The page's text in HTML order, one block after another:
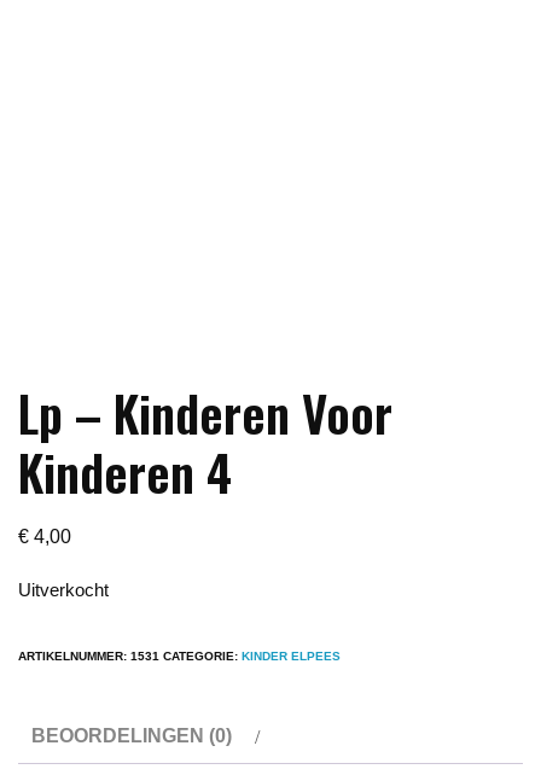
Lp – Kinderen Voor
Kinderen 4
€ 4,00
Uitverkocht
ARTIKELNUMMER: 1531 CATEGORIE: KINDER ELPEES
BEOORDELINGEN (0)